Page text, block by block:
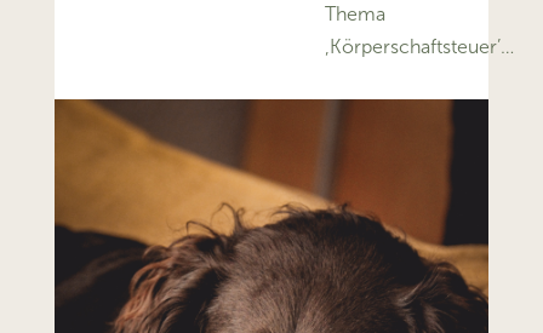
Thema
‚Körperschaftsteuer’…